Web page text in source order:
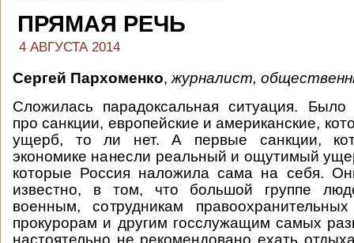
ПРЯМАЯ РЕЧЬ
4 АВГУСТА 2014
Сергей Пархоменко, журналист,
Сложилась парадоксальная ситуация. Было
про санкции, европейские и американские,
ущерб, то ли нет. А первые санкции,
экономике нанесли реальный и ощутимый
которые Россия наложила сама на себя.
известно, в том, что большой группе
военным, сотрудникам
прокурорам и другим госслужащим самых
настоятельно не рекомендовано ехать